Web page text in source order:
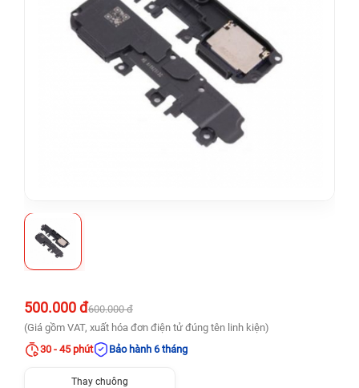
500.000 đ600.000 đ
(Giá gồm VAT, xuất hóa đơn điện tử đúng tên linh kiện)
30 - 45 phút
Bảo hành 6 tháng
Thay chuông